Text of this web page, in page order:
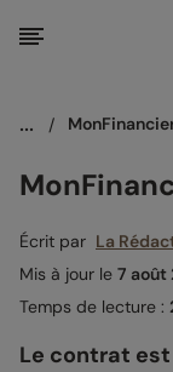
... /
Écrit par La
Mis à jour le 7 août
Temps de lecture :
Le contrat